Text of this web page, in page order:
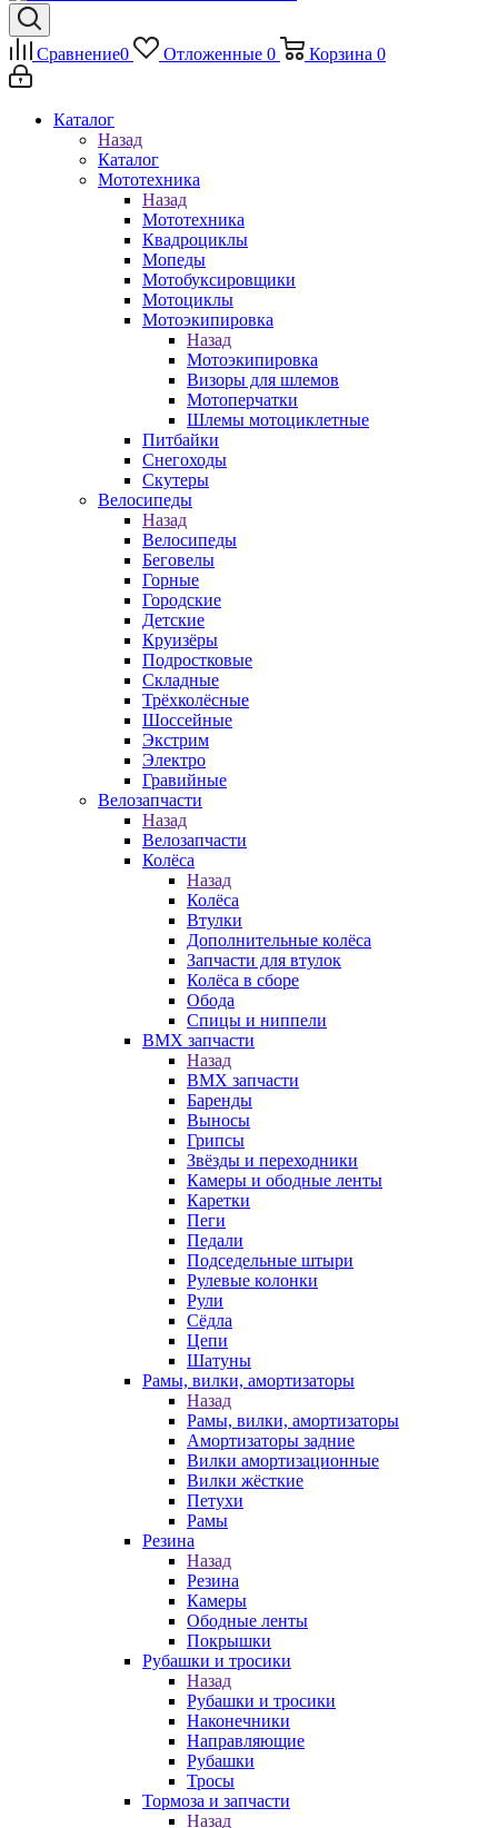
Сравнение0 Отложенные 0 Корзина 0
Каталог
Назад
Каталог
Мототехника
Назад
Мототехника
Квадроциклы
Мопеды
Мотобуксировщики
Мотоциклы
Мотоэкипировка
Назад
Мотоэкипировка
Визоры для шлемов
Мотоперчатки
Шлемы мотоциклетные
Питбайки
Снегоходы
Скутеры
Велосипеды
Назад
Велосипеды
Беговелы
Горные
Городские
Детские
Круизёры
Подростковые
Складные
Трёхколёсные
Шоссейные
Экстрим
Электро
Гравийные
Велозапчасти
Назад
Велозапчасти
Колёса
Назад
Колёса
Втулки
Дополнительные колёса
Запчасти для втулок
Колёса в сборе
Обода
Спицы и ниппели
BMX запчасти
Назад
BMX запчасти
Баренды
Выносы
Грипсы
Звёзды и переходники
Камеры и ободные ленты
Каретки
Пеги
Педали
Подседельные штыри
Рулевые колонки
Рули
Сёдла
Цепи
Шатуны
Рамы, вилки, амортизаторы
Назад
Рамы, вилки, амортизаторы
Амортизаторы задние
Вилки амортизационные
Вилки жёсткие
Петухи
Рамы
Резина
Назад
Резина
Камеры
Ободные ленты
Покрышки
Рубашки и тросики
Назад
Рубашки и тросики
Наконечники
Направляющие
Рубашки
Тросы
Тормоза и запчасти
Назад